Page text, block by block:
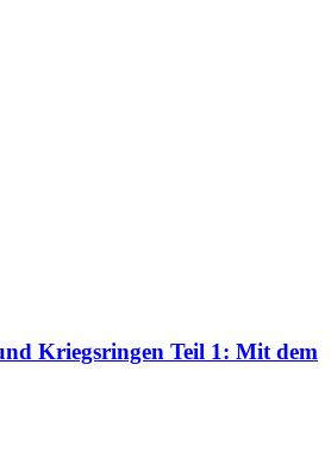
Kriegsringen Teil 1: Mit dem